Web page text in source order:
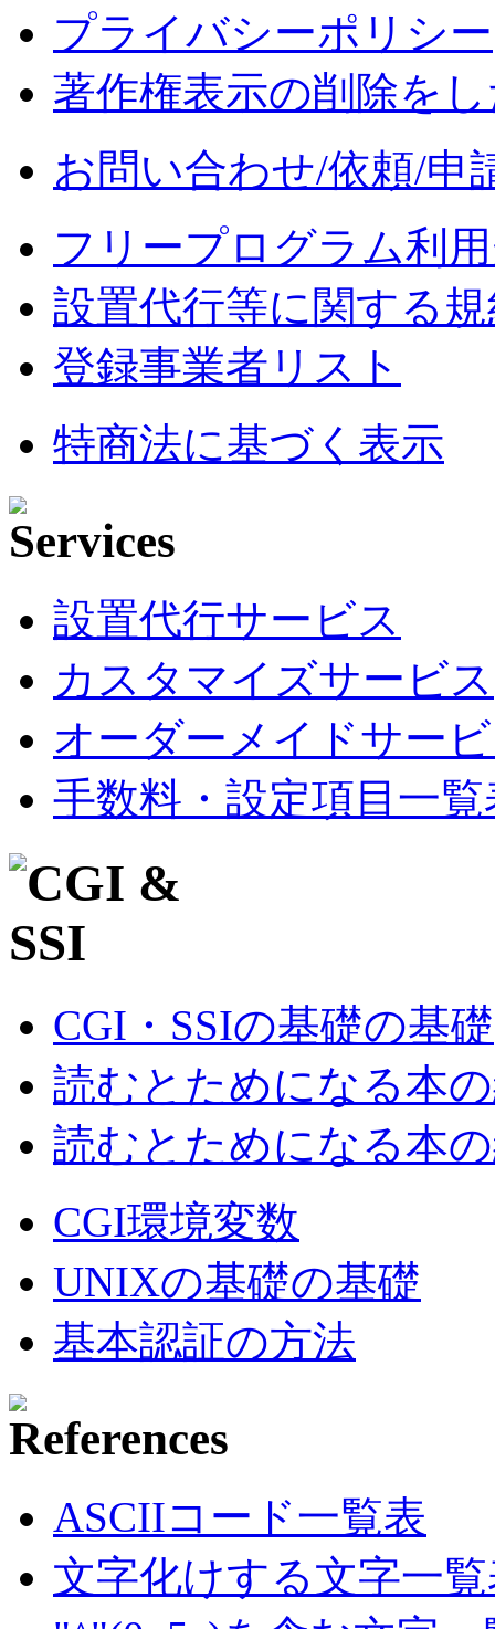
プライバシーポリシー
著作権表示の削除を
お問い合わせ/依頼/申
フリープログラム利
設置代行等に関する
登録事業者リスト
特商法に基づく表示
設置代行サービス
カスタマイズサービス
オーダーメイドサー
手数料・設定項目一覧
CGI・SSIの基礎の基礎
読むとためになる本
読むとためになる本
CGI環境変数
UNIXの基礎の基礎
基本認証の方法
ASCIIコード一覧表
文字化けする文字一